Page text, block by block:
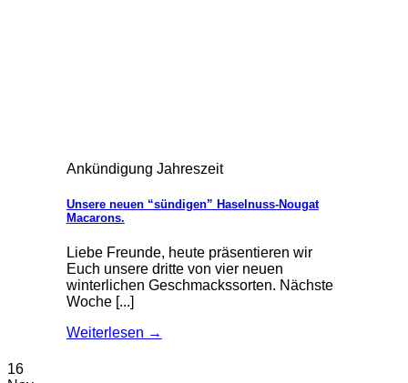
Ankündigung Jahreszeit
Unsere neuen “sündigen” Haselnuss-Nougat
Macarons.
Liebe Freunde, heute präsentieren wir
Euch unsere dritte von vier neuen
winterlichen Geschmackssorten. Nächste
Woche [...]
Weiterlesen →
16